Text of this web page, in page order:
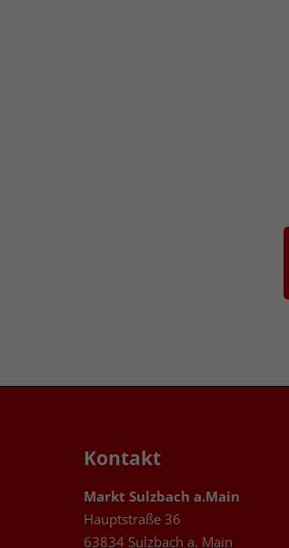
Kontakt
Markt Sulzbach a.Main
Hauptstraße 36
63834 Sulzbach a. Main